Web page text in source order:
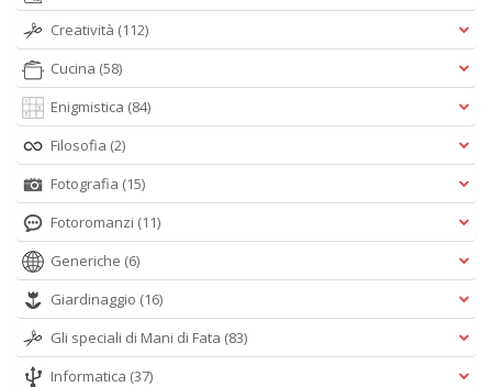
Creatività (112)
Cucina (58)
Enigmistica (84)
Filosofia (2)
Fotografia (15)
Fotoromanzi (11)
Generiche (6)
Giardinaggio (16)
Gli speciali di Mani di Fata (83)
Informatica (37)